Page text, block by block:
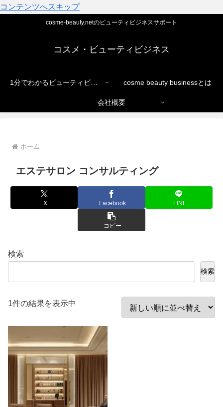
コンテンツへスキップ
cosme-beauty.netのビューティビジネスサポート
コスメ・ビューティビジネス
1分でわかるビューティビジネス cosme beauty businessとは
会社概要
ホーム
エステサロン コンサルティング
X Facebook LINE
コピー
検索
検索
1件の結果を表示中